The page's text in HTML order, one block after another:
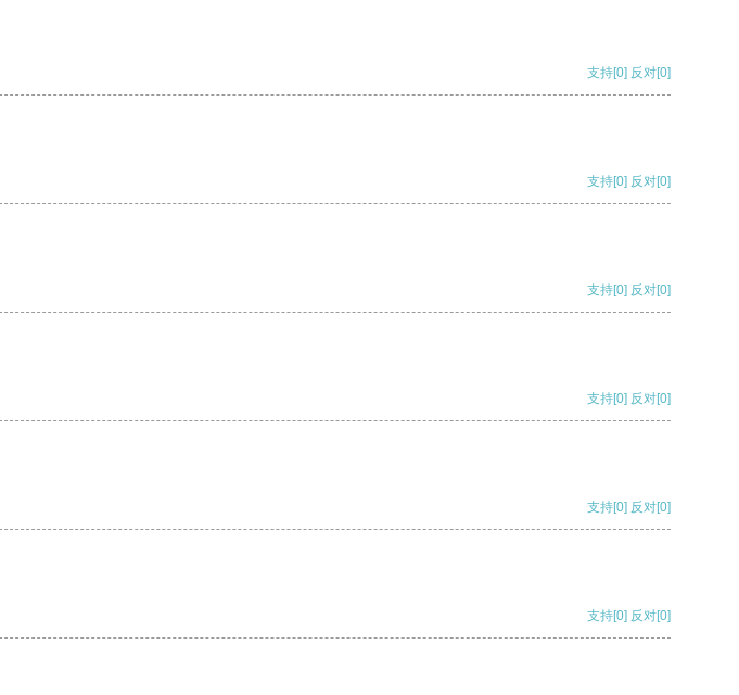
支持[0] 反对[0]
支持[0] 反对[0]
支持[0] 反对[0]
支持[0] 反对[0]
支持[0] 反对[0]
支持[0] 反对[0]